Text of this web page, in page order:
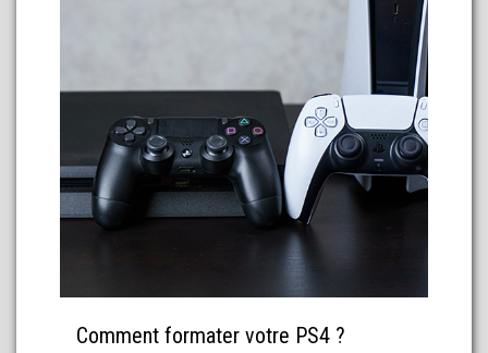
Comment formater votre PS4 ?